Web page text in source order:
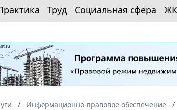
Труд Социальная сфера
Информационно-правовое обеспечение